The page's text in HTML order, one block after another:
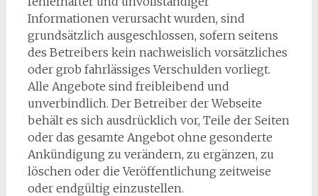
Informationen verursacht wurden, sind
grundsätzlich ausgeschlossen, sofern seitens
des Betreibers kein nachweislich vorsätzliches
oder grob fahrlässiges Verschulden vorliegt.
Alle Angebote sind freibleibend und
unverbindlich. Der Betreiber der Webseite
behält es sich ausdrücklich vor, Teile der Seiten
oder das gesamte Angebot ohne gesonderte
Ankündigung zu verändern, zu ergänzen, zu
löschen oder die Veröffentlichung zeitweise
oder endgültig einzustellen.